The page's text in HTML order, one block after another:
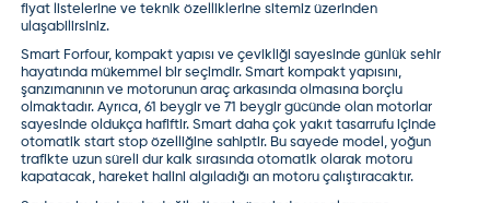
fiyat listelerine ve teknik özelliklerine sitemiz üzerinden
ulaşabilirsiniz.
Smart Forfour, kompakt yapısı ve çevikliği sayesinde günlük sehir
hayatında mükemmel bir seçimdir. Smart kompakt yapısını,
şanzımanının ve motorunun araç arkasında olmasına borçlu
olmaktadır. Ayrıca, 61 beygir ve 71 beygir gücünde olan motorlar
sayesinde oldukça hafiftir. Smart daha çok yakıt tasarrufu içinde
otomatik start stop özelliğine sahiptir. Bu sayede model, yoğun
trafikte uzun süreli dur kalk sırasında otomatik olarak motoru
kapatacak, hareket halini algıladığı an motoru çalıştıracaktır.